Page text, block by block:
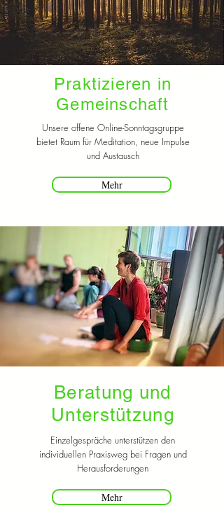
Praktizieren in
Gemeinschaft
Unsere offene Online-Sonntagsgruppe
bietet Raum für Meditation, neue Impulse
und Austausch
Mehr
Beratung und
Unterstützung
Einzelgespräche unterstützen den
individuellen Praxisweg bei Fragen und
Herausforderungen
Mehr